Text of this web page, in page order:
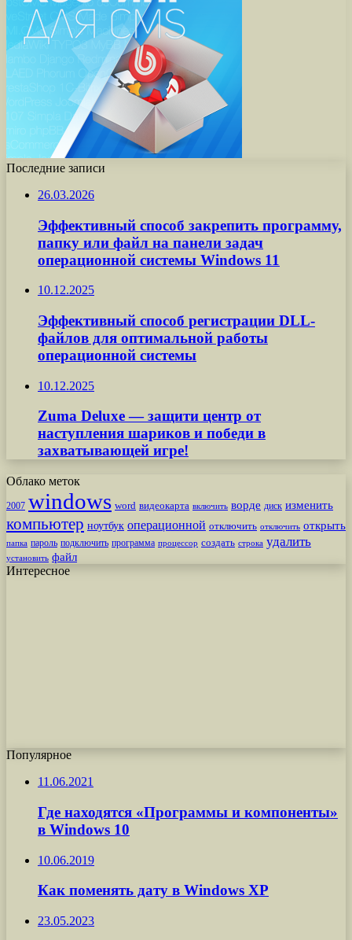
Последние записи
26.03.2026
Эффективный способ закрепить программу,
папку или файл на панели задач
операционной системы Windows 11
10.12.2025
Эффективный способ регистрации DLL-
файлов для оптимальной работы
операционной системы
10.12.2025
Zuma Deluxe — защити центр от
наступления шариков и победи в
захватывающей игре!
Облако меток
2007 windows word видеокарта включить ворде диск изменить
компьютер ноутбук операционной отключить отключить открыть
папка пароль подключить программа процессор создать строка удалить
установить файл
Интересное
Популярное
11.06.2021
Где находятся «Программы и компоненты»
в Windows 10
10.06.2019
Как поменять дату в Windows XP
23.05.2023